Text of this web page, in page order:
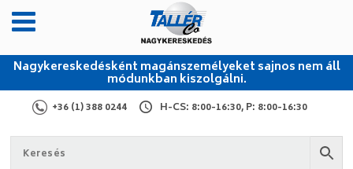
Nagykereskedésként magánszemélyeket sajnos nem áll
módunkban kiszolgálni.
+36 (1) 388 0244 H-CS: 8:00-16:30, P: 8:00-16:30